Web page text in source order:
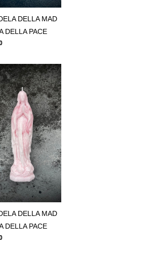
DELLA MAD
DELLA PACE
DELLA MAD
DELLA PACE